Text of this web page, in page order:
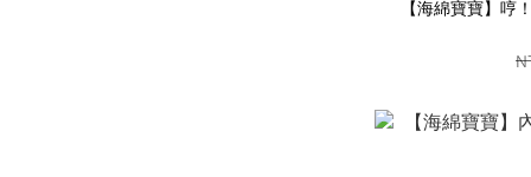
【海綿寶寶】哼